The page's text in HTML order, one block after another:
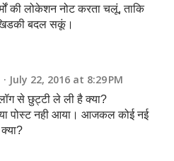
की लोकेशन नोट करता चलूं, ताकि
बदल सकूं।
July 22, 2016 at 8:29 PM
से छुट्टी ले ली है क्या?
पोस्ट नही आया। आजकल कोई नई